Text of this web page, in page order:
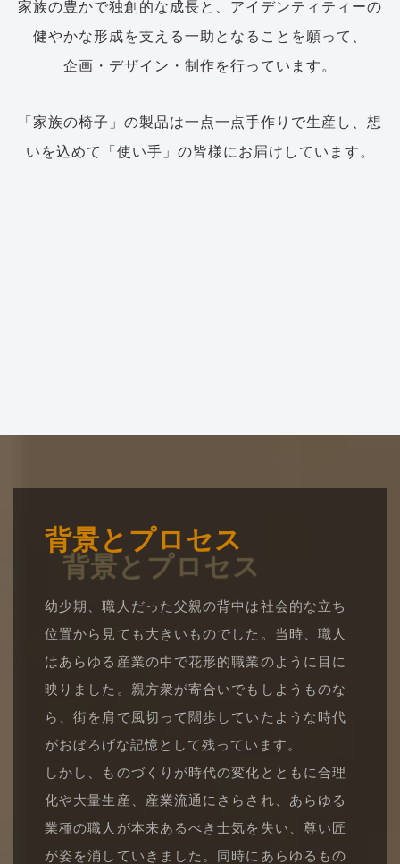
家族の豊かで独創的な成長と、アイデンティティーの
健やかな形成を支える一助となることを願って、
企画・デザイン・制作を行っています。
「家族の椅子」の製品は一点一点手作りで生産し、想
いを込めて「使い手」の皆様にお届けしています。
背景とプロセス
幼少期、職人だった父親の背中は社会的な立ち
位置から見ても大きいものでした。当時、職人
はあらゆる産業の中で花形的職業のように目に
映りました。親方衆が寄合いでもしようものな
ら、街を肩で風切って闊歩していたような時代
がおぼろげな記憶として残っています。
しかし、ものづくりが時代の変化とともに合理
化や大量生産、産業流通にさらされ、あらゆる
業種の職人が本来あるべき士気を失い、尊い匠
が姿を消していきました。同時にあらゆるもの